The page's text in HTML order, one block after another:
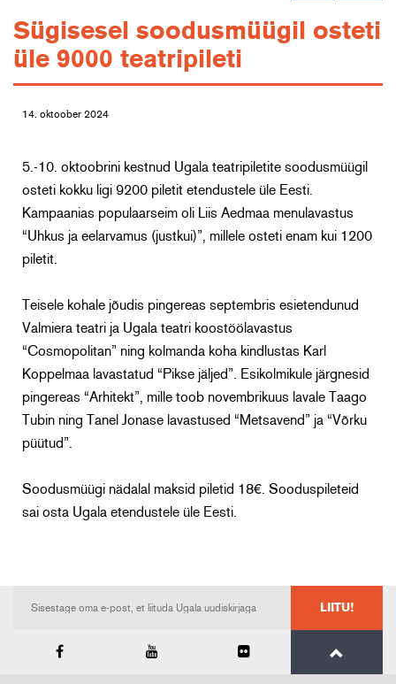
Sügisesel soodusmüügil osteti
üle 9000 teatripileti
14. oktoober 2024
5.-10. oktoobrini kestnud Ugala teatripiletite soodusmüügil
osteti kokku ligi 9200 piletit etendustele üle Eesti.
Kampaanias populaarseim oli Liis Aedmaa menulavastus
“Uhkus ja eelarvamus (justkui)”, millele osteti enam kui 1200
piletit.
Teisele kohale jõudis pingereas septembris esietendunud
Valmiera teatri ja Ugala teatri koostöölavastus
“Cosmopolitan” ning kolmanda koha kindlustas Karl
Koppelmaa lavastatud “Pikse jäljed”. Esikolmikule järgnesid
pingereas “Arhitekt”, mille toob novembrikuus lavale Taago
Tubin ning Tanel Jonase lavastused “Metsavend” ja “Võrku
püütud”.
Soodusmüügi nädalal maksid piletid 18€. Sooduspileteid
sai osta Ugala etendustele üle Eesti.
LIITU!